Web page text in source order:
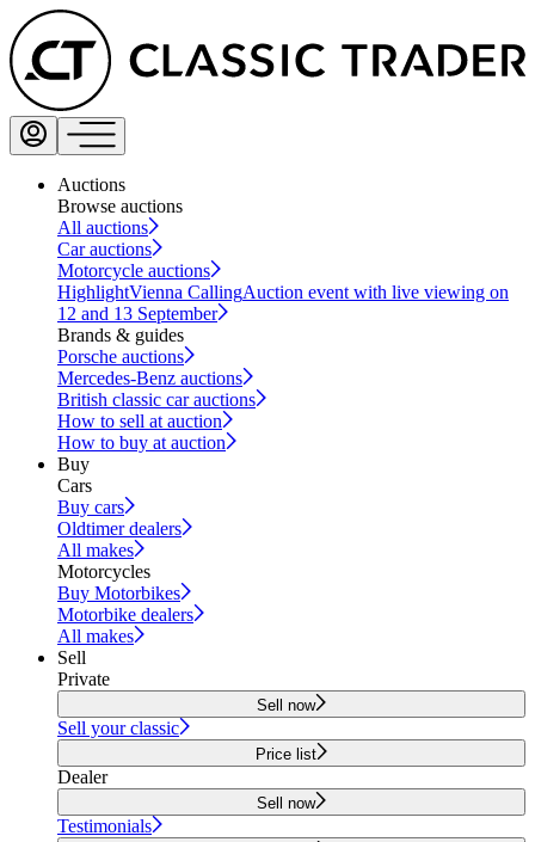
Auctions
Browse auctions
All auctions
Car auctions
Motorcycle auctions
HighlightVienna CallingAuction event with live viewing on
12 and 13 September
Brands & guides
Porsche auctions
Mercedes-Benz auctions
British classic car auctions
How to sell at auction
How to buy at auction
Buy
Cars
Buy cars
Oldtimer dealers
All makes
Motorcycles
Buy Motorbikes
Motorbike dealers
All makes
Sell
Private
Sell now
Sell your classic
Price list
Dealer
Sell now
Testimonials